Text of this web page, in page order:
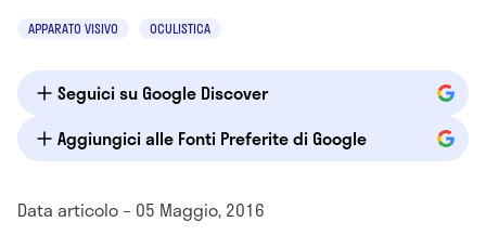
APPARATO VISIVO OCULISTICA
Seguici su Google Discover
Aggiungici alle Fonti Preferite di Google
Data articolo – 05 Maggio, 2016